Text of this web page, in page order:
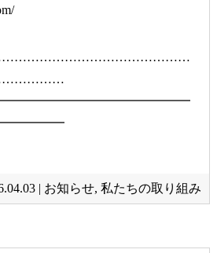
| お知らせ,私たちの取り組み